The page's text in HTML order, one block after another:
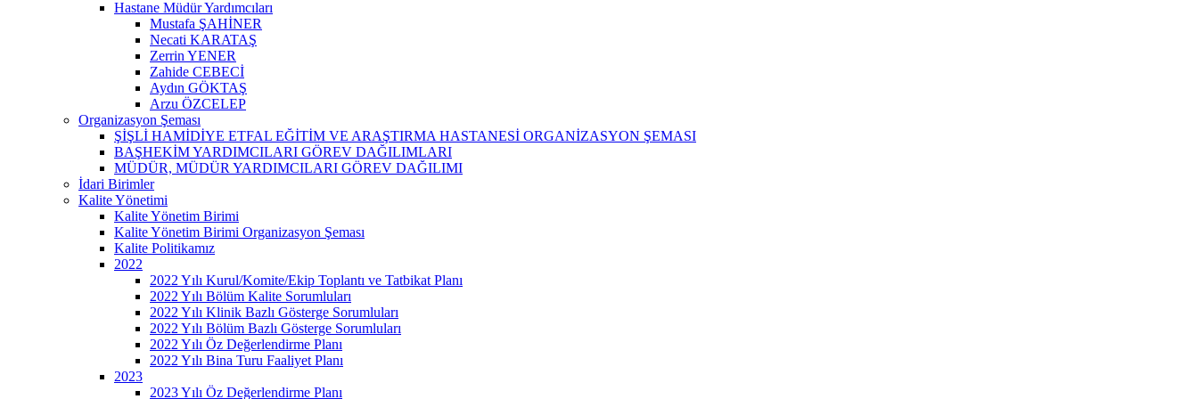
Hastane Müdür Yardımcıları
Mustafa ŞAHİNER
Necati KARATAŞ
Zerrin YENER
Zahide CEBECİ
Aydın GÖKTAŞ
Arzu ÖZCELEP
Organizasyon Şeması
ŞİŞLİ HAMİDİYE ETFAL EĞİTİM VE ARAŞTIRMA HASTANESİ ORGANİZASYON ŞEMASI
BAŞHEKİM YARDIMCILARI GÖREV DAĞILIMLARI
MÜDÜR, MÜDÜR YARDIMCILARI GÖREV DAĞILIMI
İdari Birimler
Kalite Yönetimi
Kalite Yönetim Birimi
Kalite Yönetim Birimi Organizasyon Şeması
Kalite Politikamız
2022
2022 Yılı Kurul/Komite/Ekip Toplantı ve Tatbikat Planı
2022 Yılı Bölüm Kalite Sorumluları
2022 Yılı Klinik Bazlı Gösterge Sorumluları
2022 Yılı Bölüm Bazlı Gösterge Sorumluları
2022 Yılı Öz Değerlendirme Planı
2022 Yılı Bina Turu Faaliyet Planı
2023
2023 Yılı Öz Değerlendirme Planı